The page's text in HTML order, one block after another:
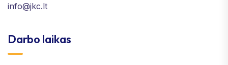
info@jkc.lt
Darbo laikas